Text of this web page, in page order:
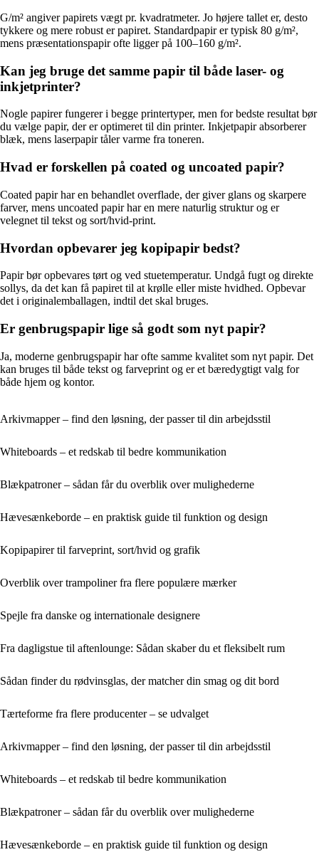
G/m² angiver papirets vægt pr. kvadratmeter. Jo højere tallet er, desto
tykkere og mere robust er papiret. Standardpapir er typisk 80 g/m²,
mens præsentationspapir ofte ligger på 100–160 g/m².
Kan jeg bruge det samme papir til både laser- og
inkjetprinter?
Nogle papirer fungerer i begge printertyper, men for bedste resultat bør
du vælge papir, der er optimeret til din printer. Inkjetpapir absorberer
blæk, mens laserpapir tåler varme fra toneren.
Hvad er forskellen på coated og uncoated papir?
Coated papir har en behandlet overflade, der giver glans og skarpere
farver, mens uncoated papir har en mere naturlig struktur og er
velegnet til tekst og sort/hvid-print.
Hvordan opbevarer jeg kopipapir bedst?
Papir bør opbevares tørt og ved stuetemperatur. Undgå fugt og direkte
sollys, da det kan få papiret til at krølle eller miste hvidhed. Opbevar
det i originalemballagen, indtil det skal bruges.
Er genbrugspapir lige så godt som nyt papir?
Ja, moderne genbrugspapir har ofte samme kvalitet som nyt papir. Det
kan bruges til både tekst og farveprint og er et bæredygtigt valg for
både hjem og kontor.
Arkivmapper – find den løsning, der passer til din arbejdsstil
Whiteboards – et redskab til bedre kommunikation
Blækpatroner – sådan får du overblik over mulighederne
Hævesænkeborde – en praktisk guide til funktion og design
Kopipapirer til farveprint, sort/hvid og grafik
Overblik over trampoliner fra flere populære mærker
Spejle fra danske og internationale designere
Fra dagligstue til aftenlounge: Sådan skaber du et fleksibelt rum
Sådan finder du rødvinsglas, der matcher din smag og dit bord
Tærteforme fra flere producenter – se udvalget
Arkivmapper – find den løsning, der passer til din arbejdsstil
Whiteboards – et redskab til bedre kommunikation
Blækpatroner – sådan får du overblik over mulighederne
Hævesænkeborde – en praktisk guide til funktion og design